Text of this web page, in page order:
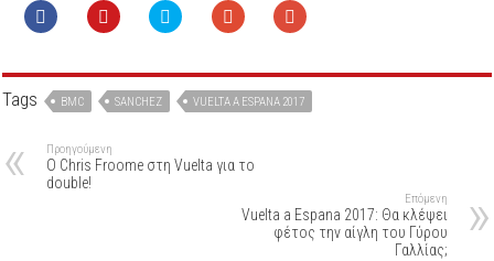
Tags BMC SANCHEZ VUELTA A ESPANA 2017
Προηγούμενη
Ο Chris Froome στη Vuelta για το
double!
Επόμενη
Vuelta a Espana 2017: Θα κλέψει
φέτος την αίγλη του Γύρου
Γαλλίας;